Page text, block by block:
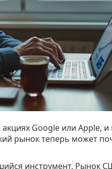
акциях Google или
рынок теперь может
инструмент. Рынок